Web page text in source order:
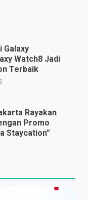
Galaxy
Watch8 Jadi
Terbaik
Rayakan
Promo
Staycation”